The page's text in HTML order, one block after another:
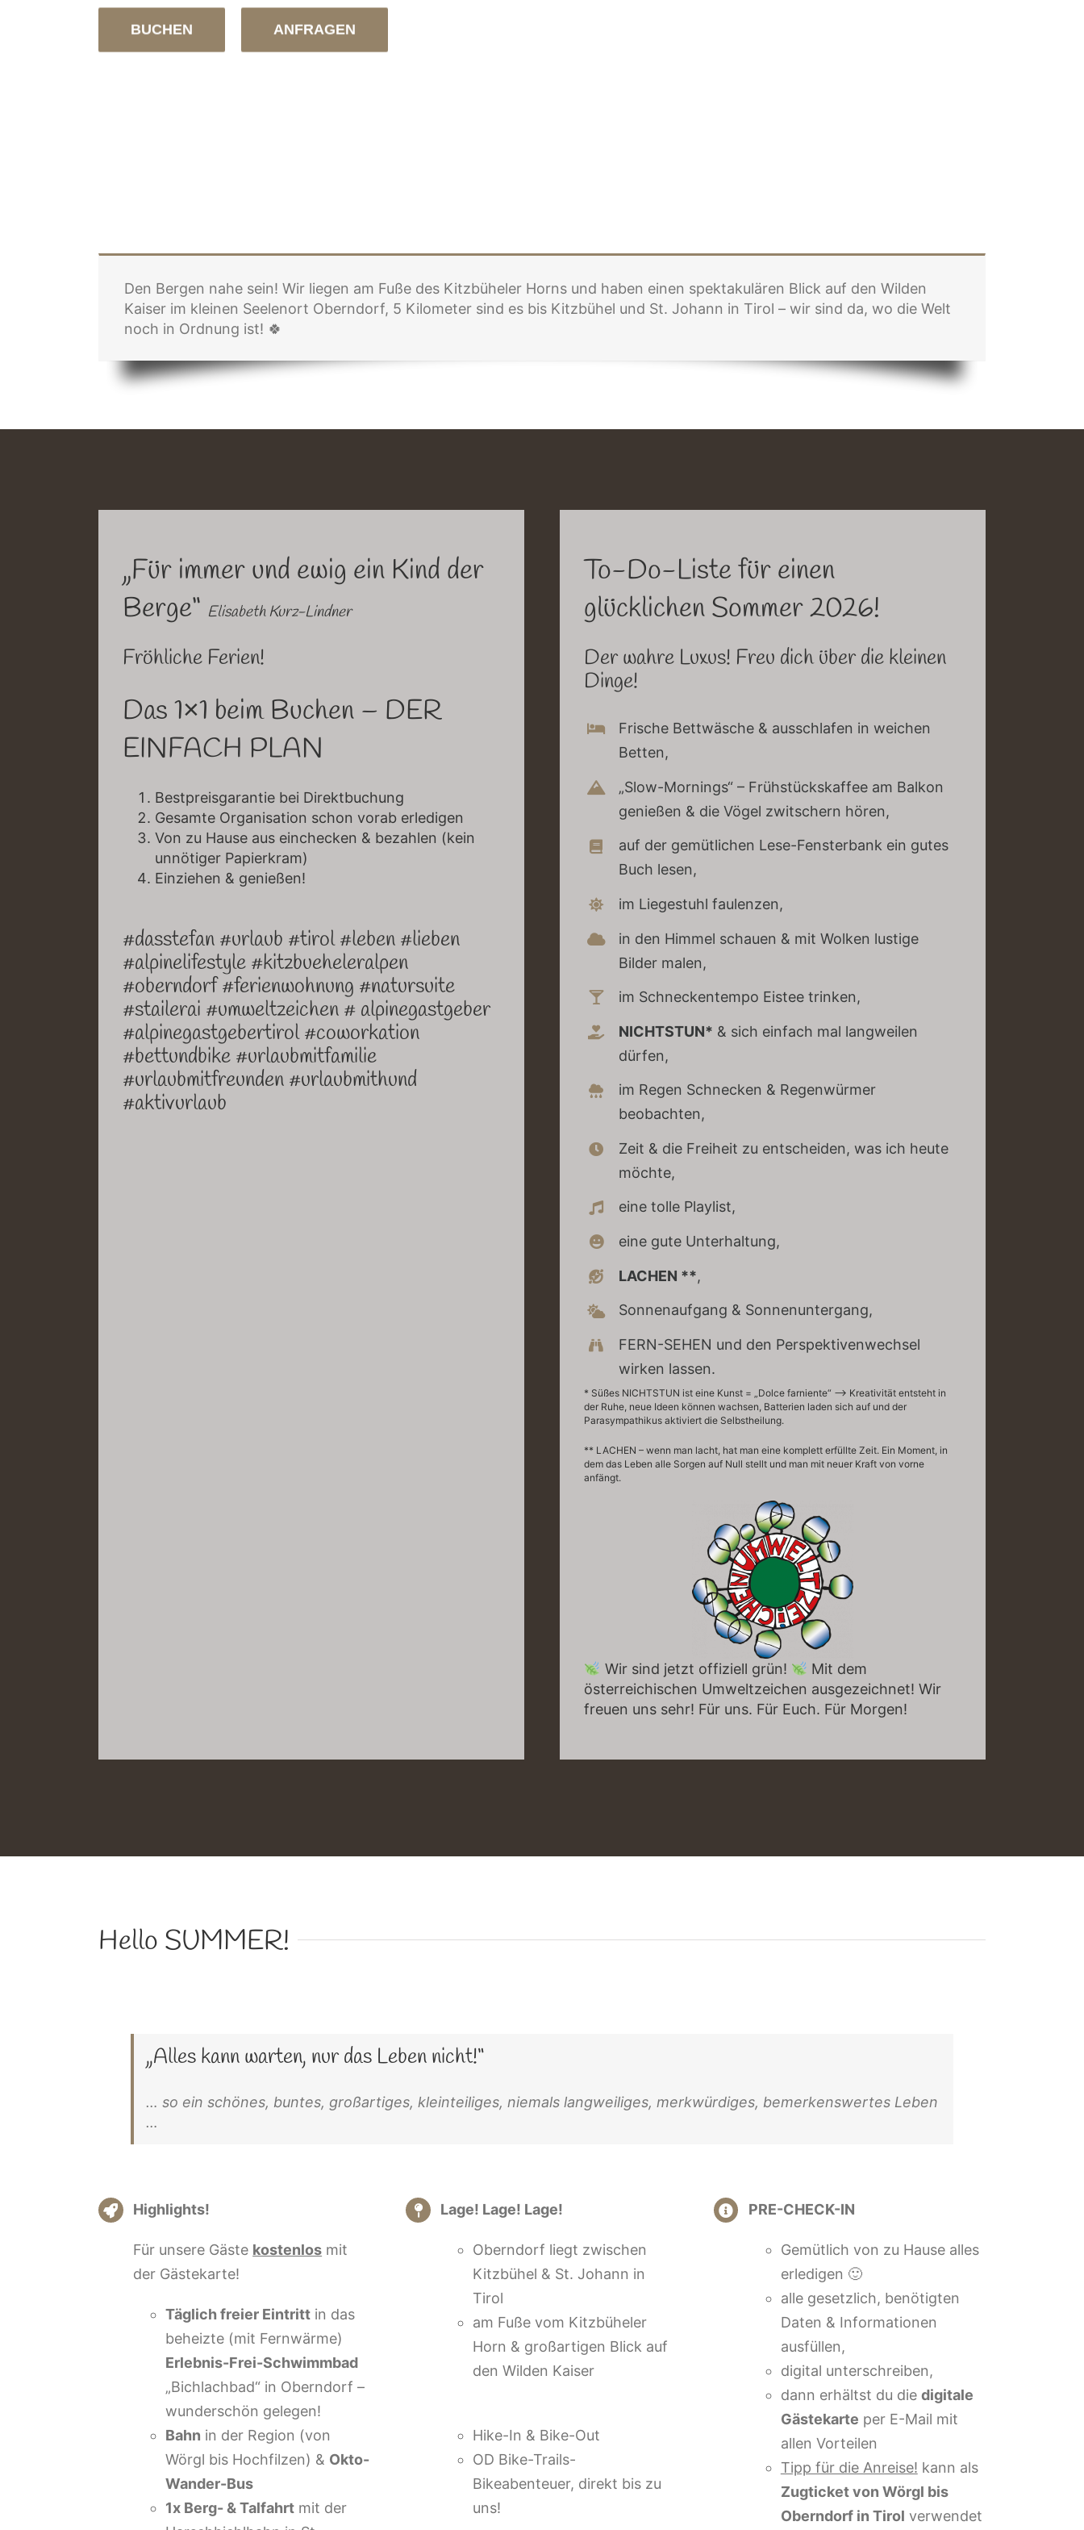
BUCHEN ANFRAGEN
Den Bergen nahe sein! Wir liegen am Fuße des Kitzbüheler Horns und haben einen spektakulären Blick auf den Wilden
Kaiser im kleinen Seelenort Oberndorf, 5 Kilometer sind es bis Kitzbühel und St. Johann in Tirol – wir sind da, wo die Welt
noch in Ordnung ist! 🍀
„Für immer und ewig ein Kind der
Berge“ Elisabeth Kurz-Lindner
Fröhliche Ferien!
Das 1×1 beim Buchen – DER
EINFACH PLAN
Bestpreisgarantie bei Direktbuchung
Gesamte Organisation schon vorab erledigen
Von zu Hause aus einchecken & bezahlen (kein
unnötiger Papierkram)
Einziehen & genießen!
#dasstefan #urlaub #tirol #leben #lieben
#alpinelifestyle #kitzbueheleralpen
#oberndorf #ferienwohnung #natursuite
#stailerai #umweltzeichen # alpinegastgeber
#alpinegastgebertirol #coworkation
#bettundbike #urlaubmitfamilie
#urlaubmitfreunden #urlaubmithund
#aktivurlaub
To-Do-Liste für einen
glücklichen Sommer 2026!
Der wahre Luxus! Freu dich über die kleinen
Dinge!
Frische Bettwäsche & ausschlafen in weichen
Betten,
„Slow-Mornings“ – Frühstückskaffee am Balkon
genießen & die Vögel zwitschern hören,
auf der gemütlichen Lese-Fensterbank ein gutes
Buch lesen,
im Liegestuhl faulenzen,
in den Himmel schauen & mit Wolken lustige
Bilder malen,
im Schneckentempo Eistee trinken,
NICHTSTUN* & sich einfach mal langweilen
dürfen,
im Regen Schnecken & Regenwürmer
beobachten,
Zeit & die Freiheit zu entscheiden, was ich heute
möchte,
eine tolle Playlist,
eine gute Unterhaltung,
LACHEN **,
Sonnenaufgang & Sonnenuntergang,
FERN-SEHEN und den Perspektivenwechsel
wirken lassen.
* Süßes NICHTSTUN ist eine Kunst = „Dolce farniente“ –> Kreativität entsteht in
der Ruhe, neue Ideen können wachsen, Batterien laden sich auf und der
Parasympathikus aktiviert die Selbstheilung.
** LACHEN – wenn man lacht, hat man eine komplett erfüllte Zeit. Ein Moment, in
dem das Leben alle Sorgen auf Null stellt und man mit neuer Kraft von vorne
anfängt.
Wir sind jetzt offiziell grün!
Mit dem
österreichischen Umweltzeichen ausgezeichnet! Wir
freuen uns sehr! Für uns. Für Euch. Für Morgen!
Hello SUMMER!
„Alles kann warten, nur das Leben nicht!“
… so ein schönes, buntes, großartiges, kleinteiliges, niemals langweiliges, merkwürdiges, bemerkenswertes Leben
…
Highlights!
Für unsere Gäste kostenlos mit
der Gästekarte!
Täglich freier Eintritt in das
beheizte (mit Fernwärme)
Erlebnis-Frei-Schwimmbad
„Bichlachbad“ in Oberndorf –
wunderschön gelegen!
Bahn in der Region (von
Wörgl bis Hochfilzen) & Okto-
Wander-Bus
1x Berg- & Talfahrt mit der
Lage! Lage! Lage!
Oberndorf liegt zwischen
Kitzbühel & St. Johann in
Tirol
am Fuße vom Kitzbüheler
Horn & großartigen Blick auf
den Wilden Kaiser
Hike-In & Bike-Out
OD Bike-Trails-
Bikeabenteuer, direkt bis zu
uns!
PRE-CHECK-IN
Gemütlich von zu Hause alles
erledigen 🙂
alle gesetzlich, benötigten
Daten & Informationen
ausfüllen,
digital unterschreiben,
dann erhältst du die digitale
Gästekarte per E-Mail mit
allen Vorteilen
Tipp für die Anreise! kann als
Zugticket von Wörgl bis
Oberndorf in Tirol verwendet